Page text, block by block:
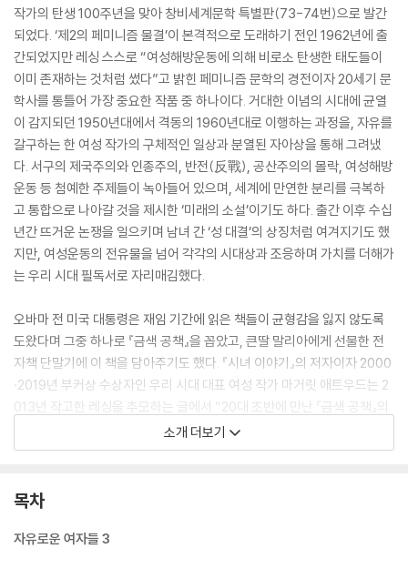
작가의 탄생 100주년을 맞아 창비세계문학 특별판(73-74번)으로 발간
되었다. ‘제2의 페미니즘 물결’이 본격적으로 도래하기 전인 1962년에 출
간되었지만 레싱 스스로 “여성해방운동에 의해 비로소 탄생한 태도들이
이미 존재하는 것처럼 썼다”고 밝힌 페미니즘 문학의 경전이자 20세기 문
학사를 통틀어 가장 중요한 작품 중 하나이다. 거대한 이념의 시대에 균열
이 감지되던 1950년대에서 격동의 1960년대로 이행하는 과정을, 자유를
갈구하는 한 여성 작가의 구체적인 일상과 분열된 자아상을 통해 그려냈
다. 서구의 제국주의와 인종주의, 반전(反戰), 공산주의의 몰락, 여성해방
운동 등 첨예한 주제들이 녹아들어 있으며, 세계에 만연한 분리를 극복하
고 통합으로 나아갈 것을 제시한 ‘미래의 소설’이기도 하다. 출간 이후 수십
년간 뜨거운 논쟁을 일으키며 남녀 간 ‘성 대결’의 상징처럼 여겨지기도 했
지만, 여성운동의 전유물을 넘어 각각의 시대상과 조응하며 가치를 더해가
는 우리 시대 필독서로 자리매김했다.
오바마 전 미국 대통령은 재임 기간에 읽은 책들이 균형감을 잃지 않도록
도왔다며 그중 하나로 『금색 공책』을 꼽았고, 큰딸 말리아에게 선물한 전
자책 단말기에 이 책을 담아주기도 했다. 『시녀 이야기』의 저자이자 2000
·2019년 부커상 수상자인 우리 시대 대표 여성 작가 마거릿 애트우드는 2
013년 작고한 레싱을 추모하는 글에서 “20대 초반에 만난 『금색 공책』의
주인공 애나 울프는 내 눈을 뜨게 해주었다”고 밝혔다. 국내 1호 여성 대법
관이었던 김영란 전 대법관은 『금색 공책』을 가리켜 “빠르게 변화하는 세
서 같은 책”이라며 추천한 바 있다.
최근 몇년 사이 우리 사회는 그간 강력한 가부장제와 경제성장 신화에 뒷
소개 더보기
목차
자유로운 여자들 3